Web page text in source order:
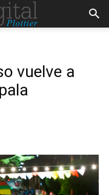
vuelve a